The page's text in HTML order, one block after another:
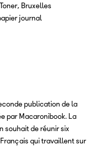
Bruxelles
journal
publication de la
par Macaronibook. La
souhait de réunir six
qui travaillent sur